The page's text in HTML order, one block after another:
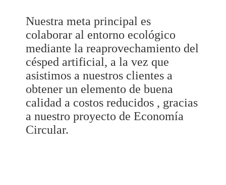
Nuestra meta principal es
colaborar al entorno ecológico
mediante la reaprovechamiento del
césped artificial, a la vez que
asistimos a nuestros clientes a
obtener un elemento de buena
calidad a costos reducidos , gracias
a nuestro proyecto de Economía
Circular.